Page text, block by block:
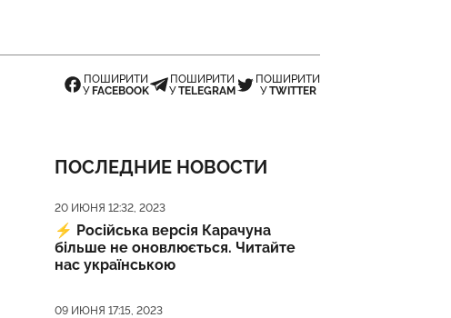
ПОШИРИТИ
У FACEBOOK
ПОШИРИТИ
УTELEGRAM
ПОШИРИТИ
УTWITTER
ПОСЛЕДНИЕ НОВОСТИ
Дата публикации
20 ИЮНЯ 12:32, 2023
⚡️ Російська версія Карачуна
більше не оновлюється. Читайте
нас українською
Дата публикации
09 ИЮНЯ 17:15, 2023